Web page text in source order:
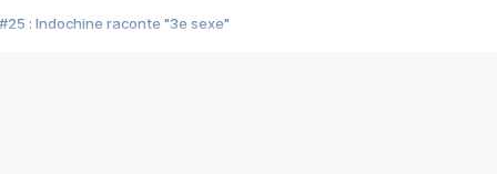
#25 : Indochine raconte "3e sexe"